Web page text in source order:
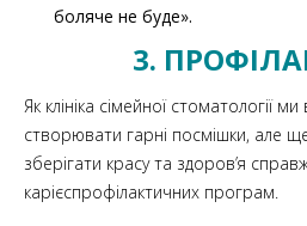
боляче не буде».
3.
Як клініка сімейної стоматології
створювати гарні посмішки, але
зберігати красу та здоров’я
карієспрофілактичних програм.